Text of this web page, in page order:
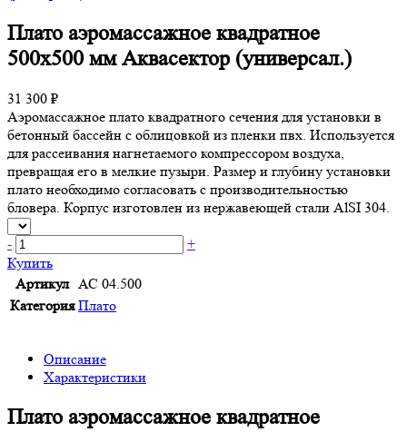
Плато аэромассажное квадратное
500х500 мм Аквасектор (универсал.)
31 300 ₽
Аэромассажное плато квадратного сечения для установки в
бетонный бассейн с облицовкой из пленки пвх. Используется
для рассеивания нагнетаемого компрессором воздуха,
превращая его в мелкие пузыри. Размер и глубину установки
плато необходимо согласовать с производительностью
бловера. Корпус изготовлен из нержавеющей стали AlSI 304.
-
+
Купить
Артикул АС 04.500
Категория Плато
Описание
Характеристики
Плато аэромассажное квадратное